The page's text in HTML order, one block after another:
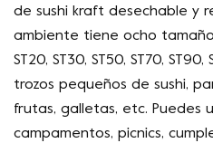
de sushi kraft desechable y
ambiente tiene ocho
ST20, ST30, ST50, ST70,
trozos pequeños de sushi,
frutas, galletas, etc. Puedes
campamentos, picnics,